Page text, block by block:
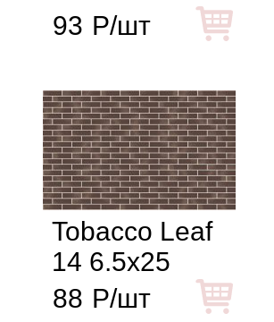
93 Р/шт
Tobacco Leaf
14 6.5x25
88 Р/шт